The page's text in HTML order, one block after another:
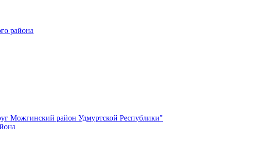
района
Можгинский район Удмуртской Республики"